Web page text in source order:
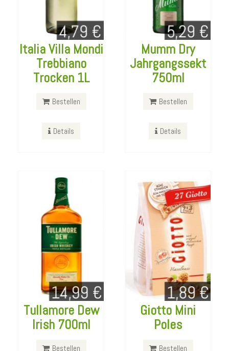
Italia Villa Mondi
Trebbiano
Trocken 1L
Bestellen
Details
Mumm Dry
Jahrgangssekt
750ml
Bestellen
Details
Tullamore Dew
Irish 700ml
Bestellen
Tullamore Dew
Irish 700ml
Giotto Mini
Poles
Bestellen
Giotto Mini
Poles
Pickup
Black&White
Haribo Berries